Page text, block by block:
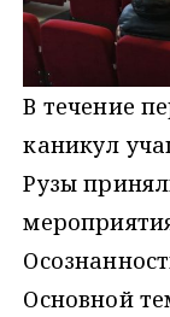
В течение
каникул
Рузы
Основной